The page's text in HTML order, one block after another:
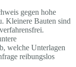
gegen hohe
Kleinere Bauten sind
welche Unterlagen
reibungslos